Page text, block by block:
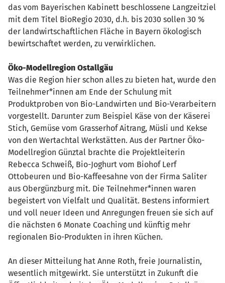
das vom Bayerischen Kabinett beschlossene Langzeitziel
mit dem Titel BioRegio 2030, d.h. bis 2030 sollen 30 %
der landwirtschaftlichen Fläche in Bayern ökologisch
bewirtschaftet werden, zu verwirklichen.
Öko-Modellregion Ostallgäu
Was die Region hier schon alles zu bieten hat, wurde den
Teilnehmer*innen am Ende der Schulung mit
Produktproben von Bio-Landwirten und Bio-Verarbeitern
vorgestellt. Darunter zum Beispiel Käse von der Käserei
Stich, Gemüse vom Grasserhof Aitrang, Müsli und Kekse
von den Wertachtal Werkstätten. Aus der Partner Öko-
Modellregion Günztal brachte die Projektleiterin
Rebecca Schweiß, Bio-Joghurt vom Biohof Lerf
Ottobeuren und Bio-Kaffeesahne von der Firma Saliter
aus Obergünzburg mit. Die Teilnehmer*innen waren
begeistert von Vielfalt und Qualität. Bestens informiert
und voll neuer Ideen und Anregungen freuen sie sich auf
die nächsten 6 Monate Coaching und künftig mehr
regionalen Bio-Produkten in ihren Küchen.
An dieser Mitteilung hat Anne Roth, freie Journalistin,
wesentlich mitgewirkt. Sie unterstützt in Zukunft die